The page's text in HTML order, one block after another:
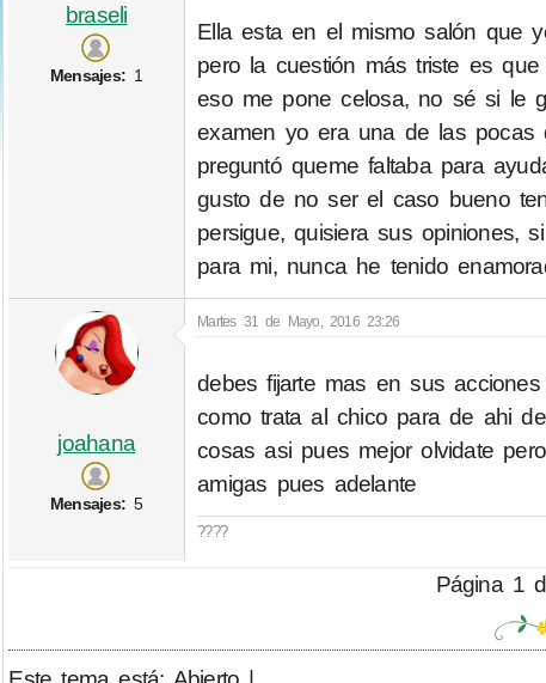
braseli
Mensajes: 1
Ella esta en el mismo salón que
pero la cuestión más triste es
eso me pone celosa, no sé si le
examen yo era una de las
preguntó queme faltaba para
gusto de no ser el caso bueno
persigue, quisiera sus opiniones,
para mi, nunca he tenido
joahana
Mensajes: 5
Martes 31 de Mayo, 2016 23:26
debes fijarte mas en sus
como trata al chico para de ahi
cosas asi pues mejor olvidate
amigas pues adelante
????
Página 1